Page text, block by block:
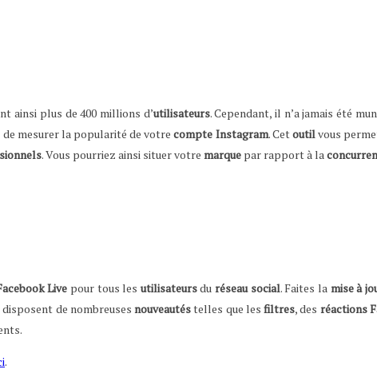
ainsi plus de 400 millions d’utilisateurs. Cependant, il n’a jamais été
mesurer la popularité de votrecompte Instagram. Cetoutilvous
. Vous pourriez ainsi situer votre marque par rapport à la
Live pour tous lesutilisateursduréseau social. Faites la miseà
de nombreuses nouveautéstelles que les filtres, des réactions
.